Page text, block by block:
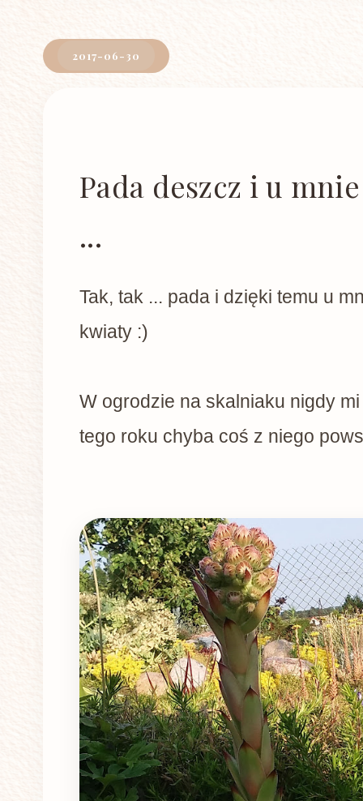
2017-06-30
Pada deszcz i u
...
Tak, tak ... pada i dzięki temu u
kwiaty :)
W ogrodzie na skalniaku nigdy mi
tego roku chyba coś z niego